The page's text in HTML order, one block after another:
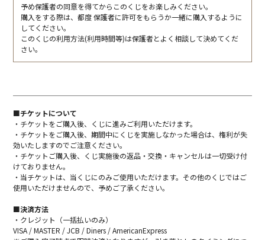
予め保護者の同意を得てからこのくじをお楽しみください。
購入をする際は、都度 保護者に許可をもらうか一緒に購入するように
してください。
このくじの利用方法(利用時間等)は保護者とよく相談して決めてくだ
さい。
■チケットについて
・チケットをご購入後、くじに進みご利用いただけます。
・チケットをご購入後、期間中にくじを実施しなかった場合は、権利が失
効いたしますのでご注意ください。
・チケットご購入後、くじ実施後の返品・交換・キャンセルは一切受け付
けておりません。
・当チケットは、当くじにのみご使用いただけます。その他のくじではご
使用いただけませんので、予めご了承ください。
■決済方法
・クレジット（一括払いのみ）
VISA / MASTER / JCB / Diners / AmericanExpress